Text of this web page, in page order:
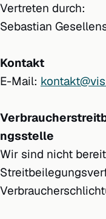
Vertreten durch:
Sebastian
Kontakt
E-Mail:
ngsstelle
Wir sind nicht